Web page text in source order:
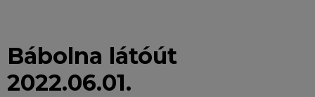
Bábolna látóút
2022.06.01.